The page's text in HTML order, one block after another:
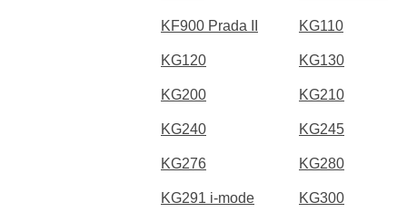
KF900 Prada II KG110
KG120 KG130
KG200 KG210
KG240 KG245
KG276 KG280
KG291 i-mode KG300